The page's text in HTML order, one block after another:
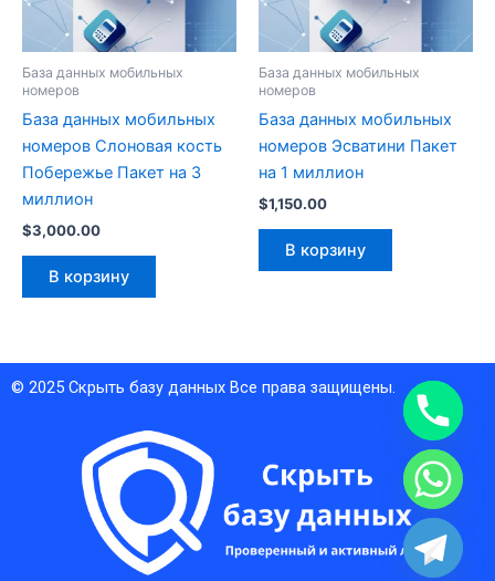
База данных мобильных
номеров
База данных мобильных
номеров Слоновая кость
Побережье Пакет на 3
миллион
$3,000.00
В корзину
База данных мобильных
номеров
База данных мобильных
номеров Эсватини Пакет
на 1 миллион
$1,150.00
В корзину
© 2025 Скрыть базу данных Все права защищены.